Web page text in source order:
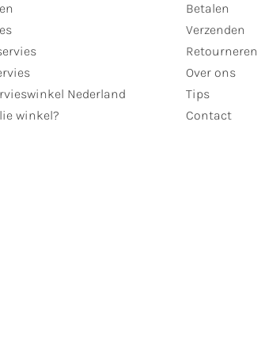
Nederland
winkel?
Betalen
Verzenden
Retourneren
Over ons
Tips
Contact